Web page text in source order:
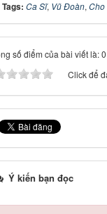
Tags: Ca Sĩ, Vũ Đoàn, Cho
số điểm của bài viết là:
Click để
Ý kiến bạn đọc